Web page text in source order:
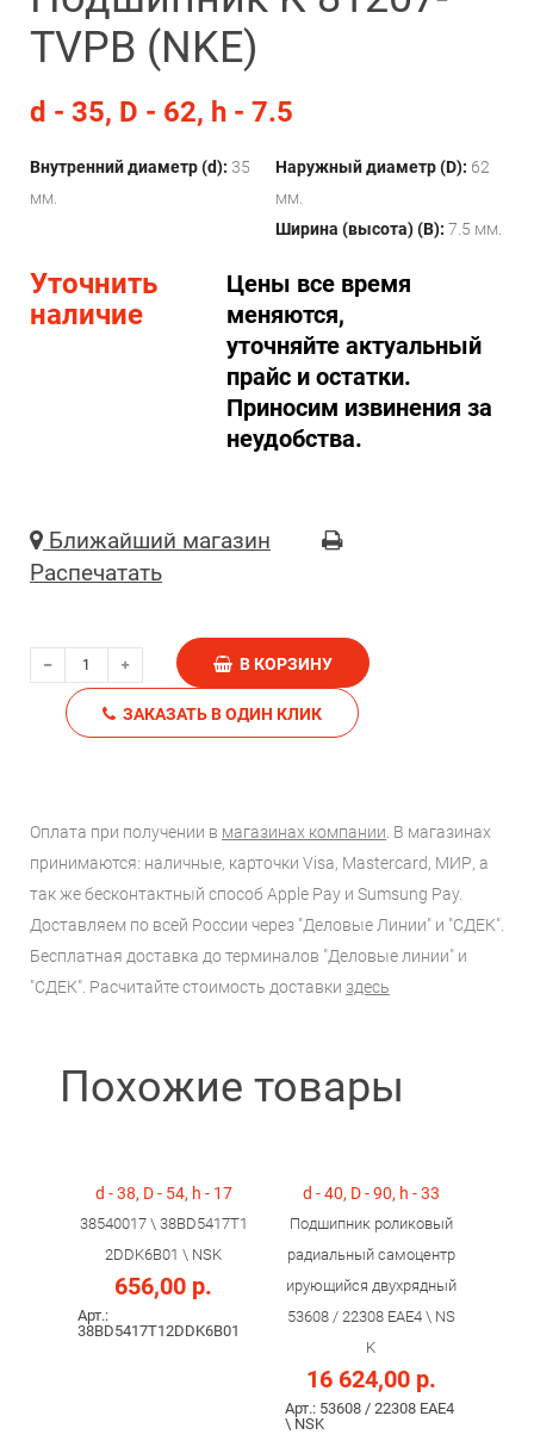
TVPB (NKE)
d - 35, D - 62, h - 7.5
Внутренний диаметр (d): 35
мм.
Наружный диаметр (D): 62
мм.
Ширина (высота) (B): 7.5 мм.
Уточнить
наличие
Цены все время
меняются,
уточняйте актуальный
прайс и остатки.
Приносим извинения за
неудобства.
Ближайший магазин
Распечатать
В КОРЗИНУ
ЗАКАЗАТЬ В ОДИН КЛИК
Оплата при получении в магазинах компании . В магазинах
принимаются: наличные, карточки Visa, Mastercard, МИР, а
так же бесконтактный способ Apple Pay и Sumsung Pay.
Доставляем по всей России через "Деловые Линии" и "СДЕК".
Бесплатная доставка до терминалов "Деловые линии" и
"СДЕК". Расчитайте стоимость доставки здесь
Похожие товары
d - 38, D - 54, h - 17
38540017 \ 38BD5417T1
2DDK6B01 \ NSK
656,00 р.
Арт.:
38BD5417T12DDK6B01
d - 40, D - 90, h - 33
Подшипник роликовый
радиальный самоцентр
ирующийся двухрядный
53608 / 22308 ЕAE4 \ NS
K
16 624,00 р.
Арт.: 53608 / 22308 ЕAE4
\ NSK